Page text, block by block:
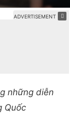
những diễn
Quốc